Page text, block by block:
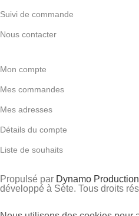
Suivi de commande
Nous contacter
Mon compte
Mes commandes
Mes adresses
Détails du compte
Liste de souhaits
Propulsé par Dynamo
développé à Sète. Tous droits